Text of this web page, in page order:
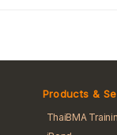
Products &
ThaiBMA